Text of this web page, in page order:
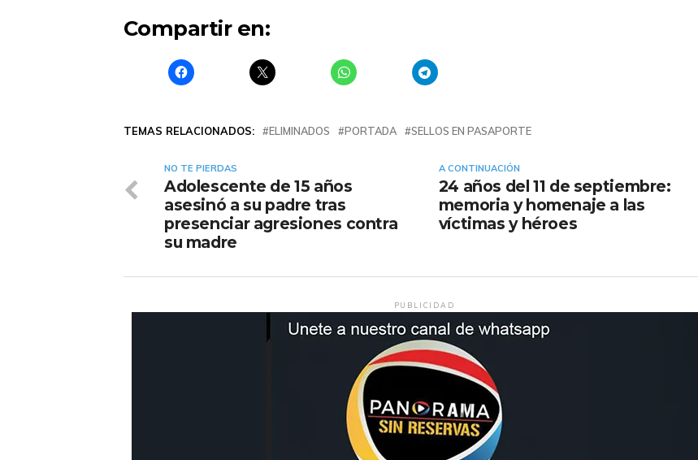
Compartir en:
TEMAS RELACIONADOS: ELIMINADOS PORTADA SELLOS EN PASAPORTE
A CONTINUACIÓN
24 años del 11 de septiembre:
memoria y homenaje a las
víctimas y héroes
NO TE PIERDAS
Adolescente de 15 años
asesinó a su padre tras
presenciar agresiones contra
su madre
PUBLICIDAD